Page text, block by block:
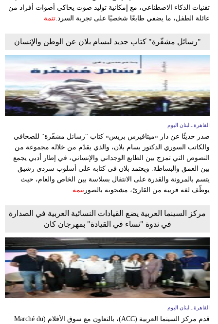
تقنيات الذكاء الاصطناعي، مع إمكانية توليد صوت يحاكي أصوات أفراد من
عائلة الطفل، ما يضفي طابعًا شخصيًا على تجربة السرد.تتمة
"رسائل مشفّرة" كتاب جديد لبسام بلان عن الوطن والإنسان
القاهرة ـ لبنان اليوم
صدر حديثًا عن دار «ميتافيرس بريس» كتاب "رسائل مشفّرة" للصحافي
والكاتب السوري الدكتور بسام بلان، والذي يقدّم من خلاله مجموعة من
النصوص التي تمزج بين الطابع الوجداني والإنساني، في إطار أدبي يجمع
بين العمق والبساطة. ويعتمد بلان في كتابه على أسلوب سردي رشيق
يتسم بالمرونة والقدرة على الانتقال بسلاسة بين الخاص والعام، حيث
يوظّف لغة قريبة من القارئ، مشحونة بالصور تتمة
مركز السينما العربية يضع القيادات النسائية العربية في الصدارة
في ندوة "نساء في القيادة" بمهرجان كان
القاهرة ـ لبنان اليوم
قدم مركز السينما العربية (ACC)، بالتعاون مع سوق الأفلام (Marché du